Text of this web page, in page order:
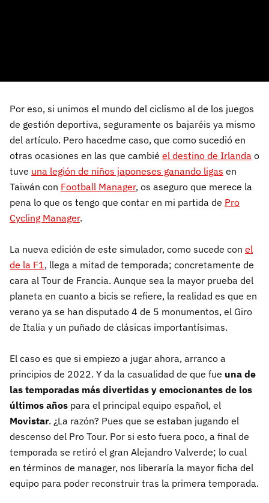
Por eso, si unimos el mundo del ciclismo al de los juegos
de gestión deportiva, seguramente os bajaréis ya mismo
del artículo. Pero hacedme caso, que como sucedió en
otras ocasiones en las que cambié el destino de Irlanda o
tuve una legión de niños japoneses ganando ligas en
Taiwán con Football Manager, os aseguro que merece la
pena lo que os tengo que contar en mi partida de Pro
Cycling Manager.
La nueva edición de este simulador, como sucede con el
de la F1, llega a mitad de temporada; concretamente de
cara al Tour de Francia. Aunque sea la mayor prueba del
planeta en cuanto a bicis se refiere, la realidad es que en
verano ya se han disputado 4 de 5 monumentos, el Giro
de Italia y un puñado de clásicas importantísimas.
El caso es que si empiezo a jugar ahora, arranco a
principios de 2022. Y da la casualidad de que fue una de
las temporadas más divertidas y emocionantes de los
últimos años para el principal equipo español, el
Movistar. ¿La razón? Pues que se estaban jugando el
descenso del Pro Tour. Por si esto fuera poco, a final de
temporada se retiró el gran Alejandro Valverde; lo cual
en términos de manager, nos liberaría la mayor ficha del
equipo para poder reconstruir tras la primera temporada.